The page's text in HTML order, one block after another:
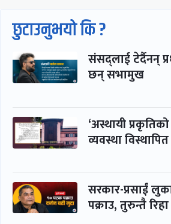
छुटाउनुभयो कि ?
संसद्लाई टेर्दैनन्
छन् सभामुख
‘अस्थायी
व्यवस्था
सरकार-प्रसाईं
पक्राउ, तुरुन्तै रिहा